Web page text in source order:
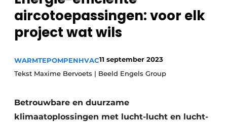
Vacature aanmelden
Vacatures
Sanitair
Binnenklimaat
Ventilatie
aircotoepassingen: voor elk
project wat wils
WARMTEPOMPENHVAC11 september 2023
Tekst Maxime Bervoets | Beeld Engels Group
Betrouwbare en duurzame
klimaatoplossingen met lucht-lucht en lucht-